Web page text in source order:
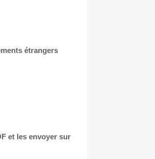
étrangers
et les envoyer sur